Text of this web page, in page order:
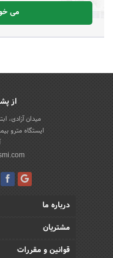
می
از
میدان آزادی،
ایستگاه مترو
درباره ما
مشتریان
قوانین و مقررات